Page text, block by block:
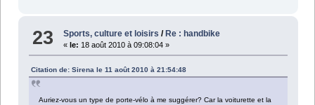
23 Sports, culture et loisirs / Re : handbike
« le: 18 août 2010 à 09:08:04 »
Citation de: Sirena le 11 août 2010 à 21:54:48
Auriez-vous un type de porte-vélo à me suggérer? Car la voiturette et la